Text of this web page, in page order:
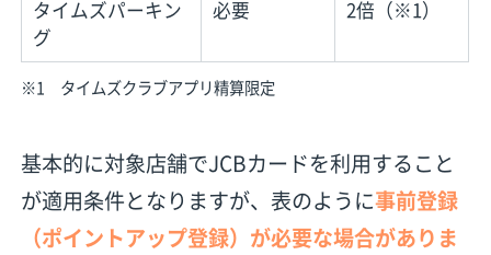
タイムズパーキン
グ
必要 2倍（※1）
※1 タイムズクラブアプリ精算限定
基本的に対象店舗でJCBカードを利用すること
が適用条件となりますが、表のように事前登録
（ポイントアップ登録）が必要な場合がありま